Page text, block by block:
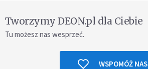
Tworzymy DEON.pl dla Ciebie
Tu możesz nas wesprzeć.
WSPOMÓŻ NAS